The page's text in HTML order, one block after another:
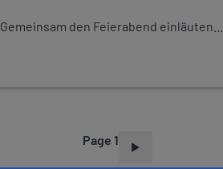
Gemeinsam den Feierabend einläuten...
Page 1